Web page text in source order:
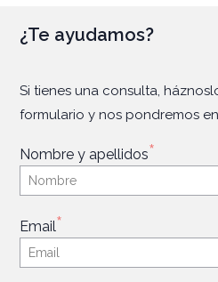
¿Te ayudamos?
Si tienes una consulta,
formulario y nos pondremos
Nombre y apellidos*
Email*